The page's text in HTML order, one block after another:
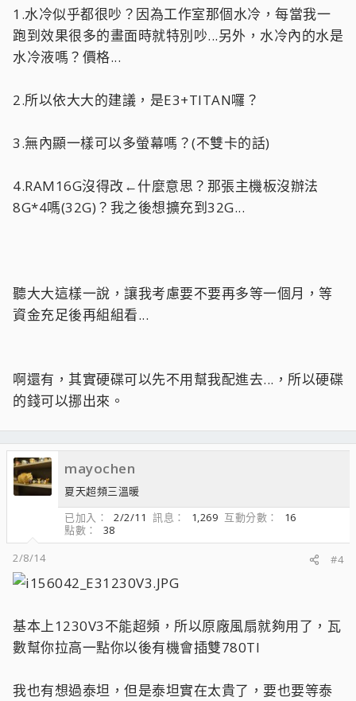
風，走線都十分的不錯，前置20cm風扇，也可以放2個14cm，
上面也是可以1個20cm或2個14cm，後面是14/12cm，7個硬碟
架，有需要可以自行放大上邊的SSD架
link在此
VGA：其實你畫圖要求很高，軟件有特別需求的話你應該去買泰
選定了我也不多說了，反正給了你780ti了，換780的話可以省
3000新台幣
PSU：620W完全可以應付~500W的配置了，這單才~410W
如果你是香港人我還可以幫你砌好灌好系統，可惜你是台灣人，
希望我幫到你;face0;
1.水冷似乎都很吵？因為工作室那個水冷，每當我一
跑到效果很多的畫面時就特別吵...另外，水冷內的水是
水冷液嗎？價格...
2.所以依大大的建議，是E3+TITAN囉？
3.無內顯一樣可以多螢幕嗎？(不雙卡的話)
4.RAM16G沒得改←什麼意思？那張主機板沒辦法
8G*4嗎(32G)？我之後想擴充到32G...
聽大大這樣一說，讓我考慮要不要再多等一個月，等
資金充足後再組組看...
啊還有，其實硬碟可以先不用幫我配進去...，所以硬碟
的錢可以挪出來。
mayochen
夏天超頻三溫暖
已加入
2/2/11 訊息 1,269 互動分數
16
點數
38
2/8/14
#4
基本上1230V3不能超頻，所以原廠風扇就夠用了，瓦
數幫你拉高一點你以後有機會插雙780TI
我也有想過泰坦，但是泰坦實在太貴了，要也要等泰